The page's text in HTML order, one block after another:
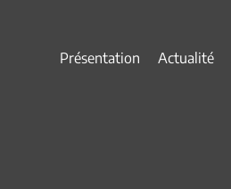
Présentation Actualité